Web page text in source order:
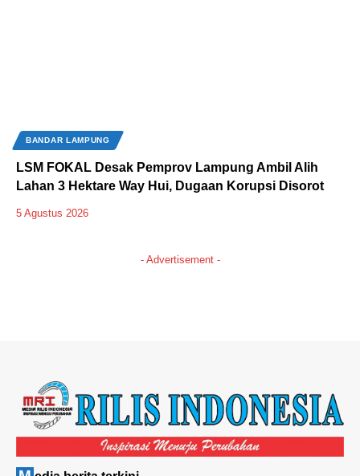
BANDAR LAMPUNG
LSM FOKAL Desak Pemprov Lampung Ambil Alih
Lahan 3 Hektare Way Hui, Dugaan Korupsi Disorot
5 Agustus 2026
- Advertisement -